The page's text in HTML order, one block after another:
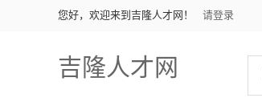
您好，欢迎来到吉隆人才网！ 请登录
吉隆人才网